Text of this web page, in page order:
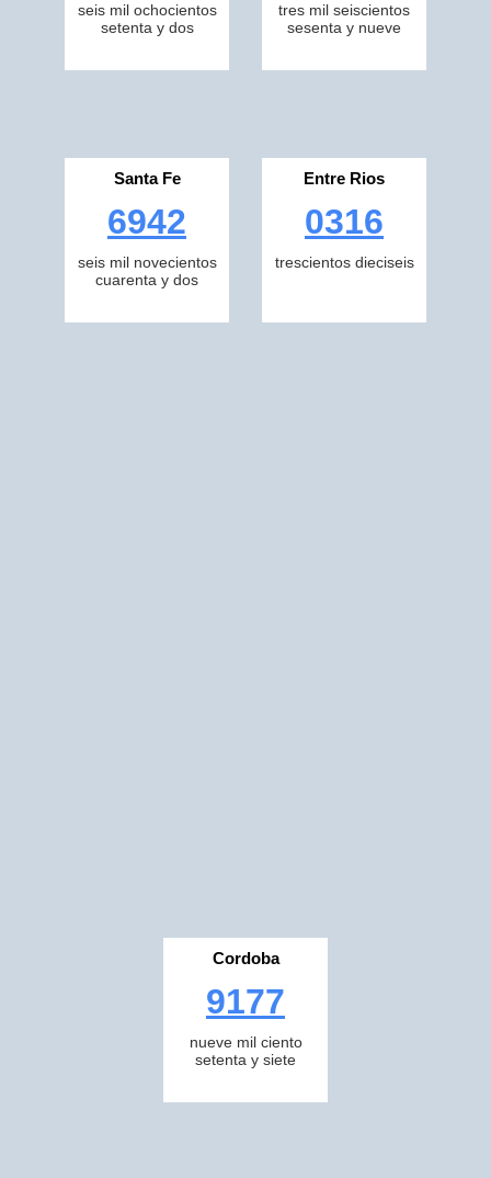
seis mil ochocientos
setenta y dos
tres mil seiscientos
sesenta y nueve
Santa Fe
6942
seis mil novecientos
cuarenta y dos
Entre Rios
0316
trescientos dieciseis
Cordoba
9177
nueve mil ciento
setenta y siete